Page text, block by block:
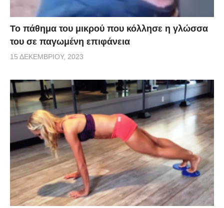
Το πάθημα του μικρού που κόλλησε η γλώσσα
του σε παγωμένη επιφάνεια
15 ΔΕΚΕΜΒΡΊΟΥ, 2023